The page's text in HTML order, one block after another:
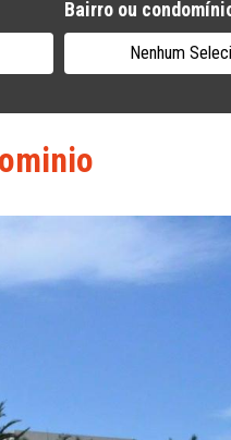
Bairro ou
Nenhum